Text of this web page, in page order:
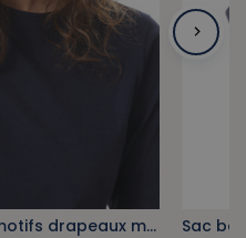
Bob ciré de pluie à motifs drapeaux multicolores Sac